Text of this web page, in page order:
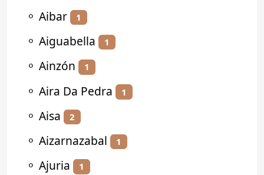
⚬ Aibar 1
⚬ Aiguabella 1
⚬ Ainzón 1
⚬ Aira Da Pedra 1
⚬ Aisa 2
⚬ Aizarnazabal 1
⚬ Ajuria 1